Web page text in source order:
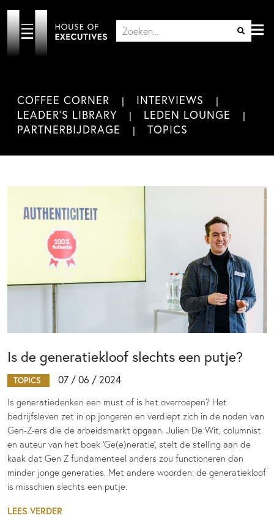
COFFEE CORNER
INTERVIEWS
LEADER'S LIBRARY
LEDEN LOUNGE
PARTNERBIJDRAGE
TOPICS
Is de generatiekloof slechts een putje?
TOPICS 07 / 06 / 2024
Is generatiedenken een must of is het overroepen? Het
bedrijfsleven zet in op jongeren en verdiept zich in de noden van
Gen-Z-ers die de arbeidsmarkt opgaan. Julien De Wit, columnist
en auteur van het boek ‘Ge(e)neratie’, stelt de stelling aan de
kaak dat Gen Z fundamenteel anders zou functioneren dan
minder jonge generaties. Met andere woorden: de generatiekloof
is misschien slechts een putje.
LEES VERDER